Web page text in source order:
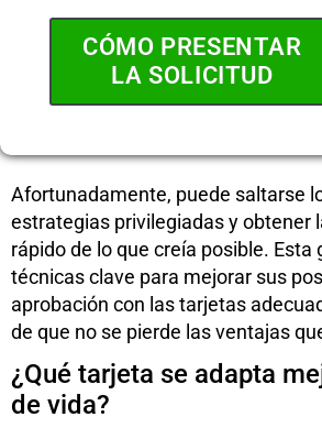
CÓMO PRESENTAR
LA SOLICITUD
Afortunadamente, puede saltarse
estrategias privilegiadas y obtener
rápido de lo que creía posible. Esta
técnicas clave para mejorar sus
aprobación con las tarjetas
de que no se pierde las ventajas
¿Qué tarjeta se adapta
de vida?